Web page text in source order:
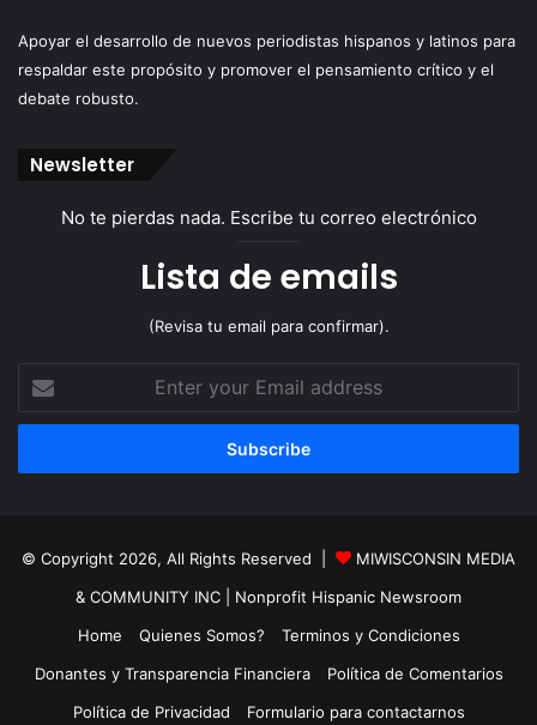
Apoyar el desarrollo de nuevos periodistas hispanos y latinos para
respaldar este propósito y promover el pensamiento crítico y el
debate robusto.
Newsletter
No te pierdas nada. Escribe tu correo electrónico
Lista de emails
(Revisa tu email para confirmar).
your
Email
© Copyright 2026, All Rights Reserved |
MIWISCONSIN MEDIA
& COMMUNITY INC
| Nonprofit Hispanic Newsroom
Home
Quienes Somos?
Terminos y Condiciones
Donantes y Transparencia Financiera
Política de Comentarios
Política de Privacidad
Formulario para contactarnos